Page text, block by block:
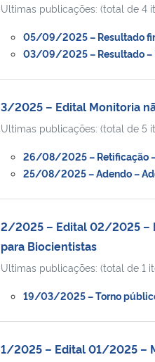
Ultimas publicações: (total de 4
05/09/2025 – Resultado
03/09/2025 – Resultado –
3/2025 – Edital Monitoria
Ultimas publicações: (total de 5
26/08/2025 – Retificação –
25/08/2025 – Adendo –
2/2025 – Edital 02/2025 –
para Biocientistas
Ultimas publicações: (total de 1
19/03/2025 – Torno
1/2025 – Edital 01/2025 –